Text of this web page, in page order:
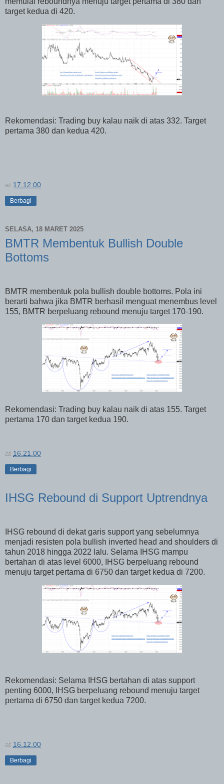
target kedua di 420.
Rekomendasi: Trading buy kalau naik di atas 332. Target
pertama 380 dan kedua 420.
at 17.12.00
Berbagi
SELASA, 18 MARET 2025
BMTR Membentuk Bullish Double
Bottoms
BMTR membentuk pola bullish double bottoms. Pola ini
berarti bahwa jika BMTR berhasil menguat menembus level
155, BMTR berpeluang rebound menuju target 170-190.
Rekomendasi: Trading buy kalau naik di atas 155. Target
pertama 170 dan target kedua 190.
at 16.21.00
Berbagi
IHSG Rebound di Support Uptrendnya
IHSG rebound di dekat garis support yang sebelumnya
menjadi resisten pola bullish inverted head and shoulders di
tahun 2018 hingga 2022 lalu. Selama IHSG mampu
bertahan di atas level 6000, IHSG berpeluang rebound
menuju target pertama di 6750 dan target kedua di 7200.
Rekomendasi: Selama IHSG bertahan di atas support
penting 6000, IHSG berpeluang rebound menuju target
pertama di 6750 dan target kedua 7200.
at 16.12.00
Berbagi